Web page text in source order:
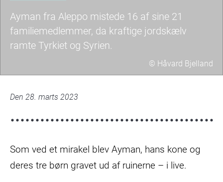
© Håvard Bjelland
003-
Ayman fra Aleppo mistede 16 af sine 21
familiemedlemmer, da kraftige jordskælv
ramte Tyrkiet og Syrien.
Den 28. marts 2023
Som ved et mirakel blev Ayman, hans kone og
deres tre børn gravet ud af ruinerne – i live.